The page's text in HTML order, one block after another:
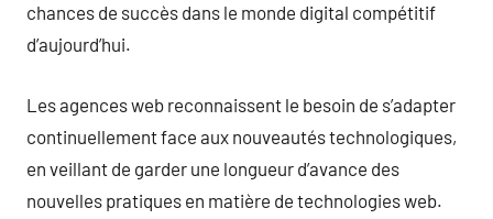
chances de succès dans le monde digital compétitif
d’aujourd’hui.
Les agences web reconnaissent le besoin de s’adapter
continuellement face aux nouveautés technologiques,
en veillant de garder une longueur d’avance des
nouvelles pratiques en matière de technologies web.